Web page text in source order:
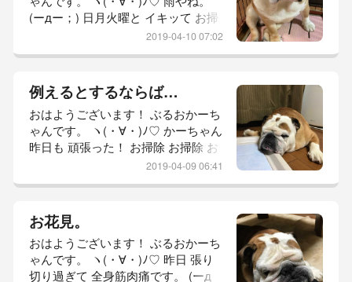
(ーдー；) 日月火曜と イキッて お掃
除したら… 雨やね。 どーしよう。
てやったんやけど… 困った。 それ
では 参りましょう！ 本日の 坊っち
ゃん レポ。 【 おはよーごぜーまー
す！ 】 先ずは ご飯待ちの 坊っちゃ
んから。 (￣(ｴ)￣)ﾉ 爆睡中でし
2019-04-10 07:02
例えるとするならば…
おはようございます！ ぶるおかーち
ゃんです。 ヽ(・∀・)ﾉ♡ かーちゃん
昨日も 頑張った！ お掃除 お掃除 お
掃除三昧！ ソファーも 分解して 洗
も 良い天気らしいので もう 一日 頑
張ろ！ それでは 参りましょう！ 本
日の 坊っちゃん レポ。 【 おはよー
ごぜーまーす！ 】 先ずは 爆睡中の
坊っちゃんから。 ヽ
2019-04-09 06:41
お花見。
おはようございます！ ぶるおかーち
ゃんです。 ヽ(・∀・)ﾉ♡ 昨日 張り
切り過ぎて 全身筋肉痛です。 (ーд